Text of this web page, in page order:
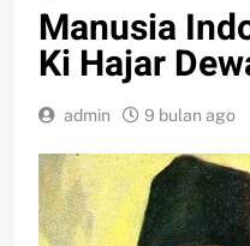
Manusia
Ki Hajar
admin 9 bulan ago